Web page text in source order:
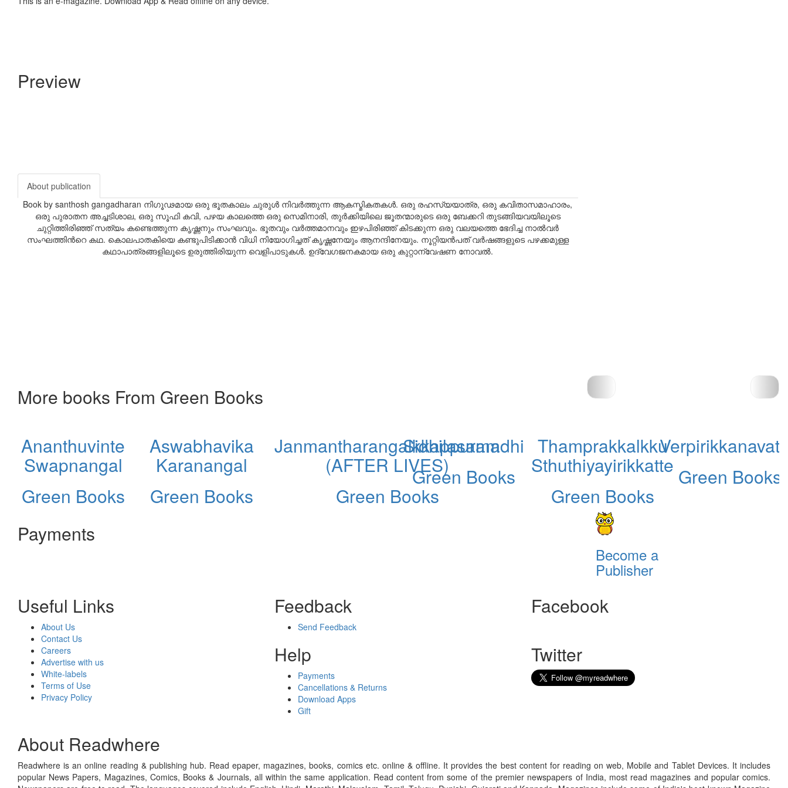
Preview
About publication
Book by santhosh gangadharan നിഗൂഢമായ ഒരു ഭൂതകാലം ചുരുള്‍ നിവര്‍ത്തുന്ന ആകസ്മികതകള്‍. ഒരു രഹസ്യയാത്ര, ഒരു കവിതാസമാഹാരം,
ഒരു പുരാതന അച്ചടിശാല, ഒരു സൂഫി കവി, പഴയ കാലത്തെ ഒരു സെമിനാരി, തുര്‍ക്കിയിലെ ജൂതന്മാരുടെ ഒരു ബേക്കറി തുടങ്ങിയവയിലൂടെ
ചുറ്റിത്തിരിഞ്ഞ് സത്യം കണ്ടെത്തുന്ന കൃഷ്ണനും സംഘവും. ഭൂതവും വര്‍ത്തമാനവും ഇഴപിരിഞ്ഞ് കിടക്കുന്ന ഒരു വലയത്തെ ഭേദിച്ച നാല്‍വര്‍
സംഘത്തിന്‍റെ കഥ. കൊലപാതകിയെ കണ്ടുപിടിക്കാന്‍ വിധി നിയോഗിച്ചത് കൃഷ്ണനേയും ആനന്ദിനേയും. നൂറ്റിയന്‍പത് വര്‍ഷങ്ങളുടെ പഴക്കമുള്ള
കഥാപാത്രങ്ങളിലൂടെ ഉരുത്തിരിയുന്ന വെളിപാടുകള്‍. ഉദ്വേഗജനകമായ ഒരു കുറ്റാന്വേഷണ നോവല്‍.
More books From Green Books
Ananthuvinte
Swapnangal
Green Books
Aswabhavika
Karanangal
Green Books
Janmantharangalkkappuram
(AFTER LIVES)
Green Books
Sidhilasamadhi
Green Books
Thamprakkalkku
Sthuthiyayirikkatte
Green Books
Green Books
Payments
Become a
Publisher
Useful Links
About Us
Contact Us
Careers
Advertise with us
White-labels
Terms of Use
Privacy Policy
Feedback
Send Feedback
Help
Payments
Cancellations & Returns
Download Apps
Gift
Facebook
Twitter
About Readwhere
Readwhere is an online reading & publishing hub. Read epaper, magazines, books, comics etc. online & offline. It provides the best content for reading on web, Mobile and Tablet Devices. It includes
popular News Papers, Magazines, Comics, Books & Journals, all within the same application. Read content from some of the premier newspapers of India, most read magazines and popular comics.